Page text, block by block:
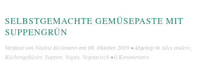
SELBSTGEMACHTE GEMÜSEPASTE MIT
SUPPENGRÜN
Verfasst von Nadine Beckmann am 08. Oktober 2019 • Abgelegt in Alles andere
Küchengeflüster, Suppen Vegan Vegetarisch •0 Kommentare